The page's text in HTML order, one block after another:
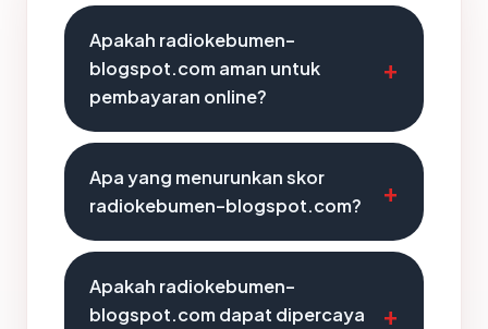
Apakah radiokebumen-
blogspot.com aman untuk
pembayaran online?
Apa yang menurunkan skor
radiokebumen-blogspot.com?
Apakah radiokebumen-
blogspot.com dapat dipercaya